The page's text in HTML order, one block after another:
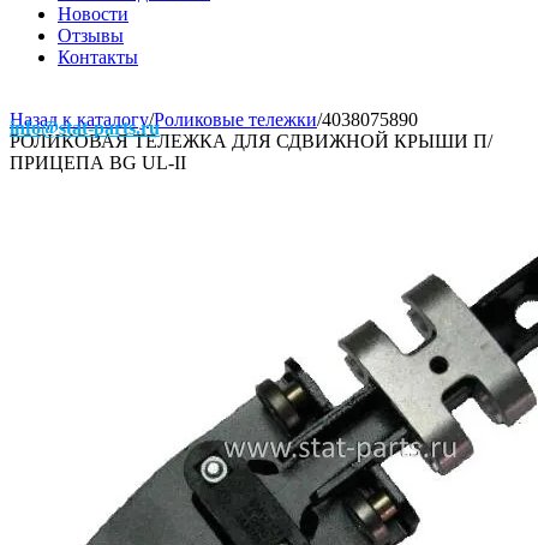
Новости
Отзывы
Контакты
info@stat-parts.ru
Назад к каталогу/Роликовые тележки/4038075890
РОЛИКОВАЯ ТЕЛЕЖКА ДЛЯ СДВИЖНОЙ КРЫШИ П/
ПРИЦЕПА BG UL-II